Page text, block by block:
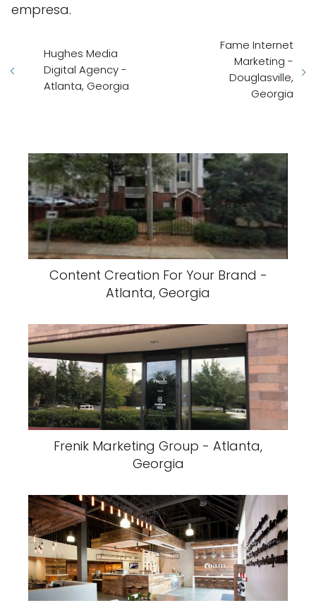
empresa.
Hughes Media
Digital Agency -
Atlanta, Georgia
Fame Internet
Marketing -
Douglasville,
Georgia
Content Creation For Your Brand -
Atlanta, Georgia
Frenik Marketing Group - Atlanta,
Georgia